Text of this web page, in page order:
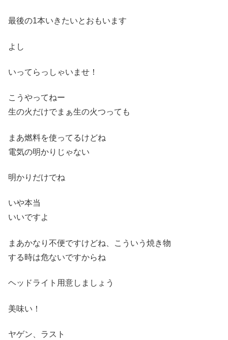
最後の1本いきたいとおもいます
よし
いってらっしゃいませ！
こうやってねー
生の火だけでまぁ生の火つっても
まあ燃料を使ってるけどね
電気の明かりじゃない
明かりだけでね
いや本当
いいですよ
まあかなり不便ですけどね、こういう焼き物
する時は危ないですからね
ヘッドライト用意しましょう
美味い！
ヤゲン、ラスト